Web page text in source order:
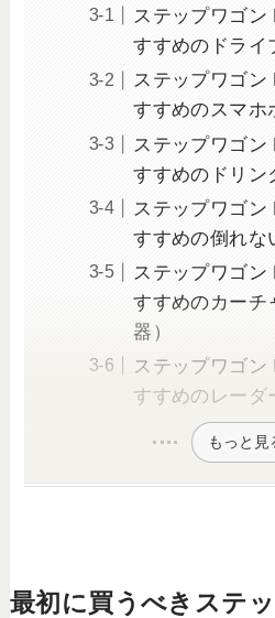
ステップワゴン
すすめのドライ
ステップワゴン
すすめのスマホ
ステップワゴン
すすめのドリン
ステップワゴン
すすめの倒れな
ステップワゴン
すすめのカーチ
器）
ステップワゴン
すすめのレーダ
もっと見
最初に買うべきステ